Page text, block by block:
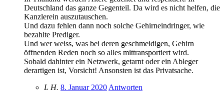
Deutschland das ganze Gegenteil. Da wird es nicht helfen, die
Kanzlerein auszutauschen.
Und dazu fehlen dann noch solche Gehirneindringer, wie
bezahlte Prediger.
Und wer weiss, was bei deren geschmeidigen, Gehirn
öffnenden Reden noch so alles mittransportiert wird.
Sobald dahinter ein Netzwerk, getarnt oder ein Ableger
derartigen ist, Vorsicht! Ansonsten ist das Privatsache.
L H. 8. Januar 2020 Antworten